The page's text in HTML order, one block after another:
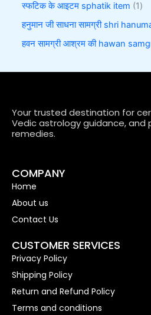
स्फटिक के आइटम sphatik item 1
हनुमान जी साधना सामग्री shri
हवन सामग्री आश्रम की hawan
Your trusted destination for
Vedic astrology guidance, and
remedies.
COMPANY
Home
About us
Contact Us
CUSTOMER SERVICES
Privacy Policy
Shipping Policy
Return and Refund Policy
Terms and conditions